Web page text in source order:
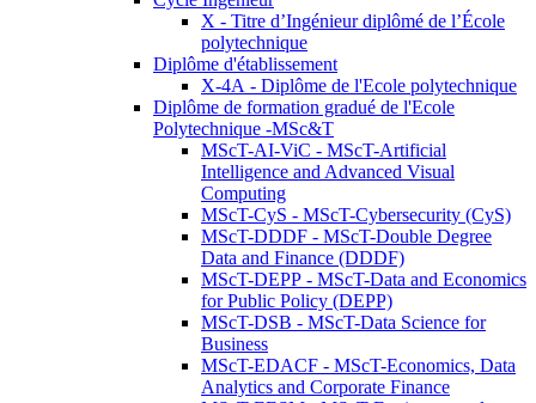
X - Titre d’Ingénieur diplômé de l’École
polytechnique
Diplôme d'établissement
X-4A - Diplôme de l'Ecole polytechnique
Diplôme de formation gradué de l'Ecole
Polytechnique -MSc&T
MScT-AI-ViC - MScT-Artificial
Intelligence and Advanced Visual
Computing
MScT-CyS - MScT-Cybersecurity (CyS)
MScT-DDDF - MScT-Double Degree
Data and Finance (DDDF)
MScT-DEPP - MScT-Data and Economics
for Public Policy (DEPP)
MScT-DSB - MScT-Data Science for
Business
MScT-EDACF - MScT-Economics, Data
Analytics and Corporate Finance